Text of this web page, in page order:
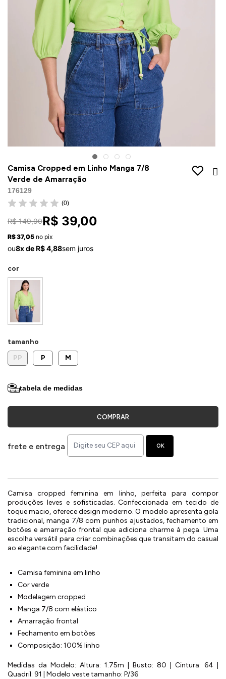
Camisa Cropped em Linho Manga 7/8
Verde de Amarração
176129
(0)
R$ 149,90R$ 39,00
R$ 37,05 no pix
ou8x de R$ 4,88sem juros
cor
tamanho
PP
P M
tabela de medidas
COMPRAR
frete e entrega OK
Camisa cropped feminina em linho, perfeita para compor
produções leves e sofisticadas. Confeccionada em tecido de
toque macio, oferece design moderno. O modelo apresenta gola
tradicional, manga 7/8 com punhos ajustados, fechamento em
botões e amarração frontal que adiciona charme à peça. Uma
escolha versátil para criar combinações que transitam do casual
ao elegante com facilidade!
Camisa feminina em linho
Cor verde
Modelagem cropped
Manga 7/8 com elástico
Amarração frontal
Fechamento em botões
Composição: 100% linho
Medidas da Modelo: Altura: 1.75m | Busto: 80 | Cintura: 64 |
Quadril: 91 | Modelo veste tamanho: P/36